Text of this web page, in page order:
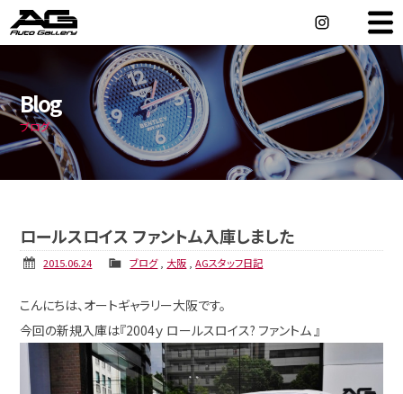
Blog
ブログ
ロールスロイス ファントム入庫しました
2015.06.24 ブログ, 大阪 ,AGスタッフ日記
こんにちは、オートギャラリー大阪です。
今回の新規入庫は『2004ｙ ロールスロイス? ファントム 』
車をメーカーから探す Maker Search
車を店舗から探す Shop Search
ホイールを買う
アフターサービス
車を売る
会社概要